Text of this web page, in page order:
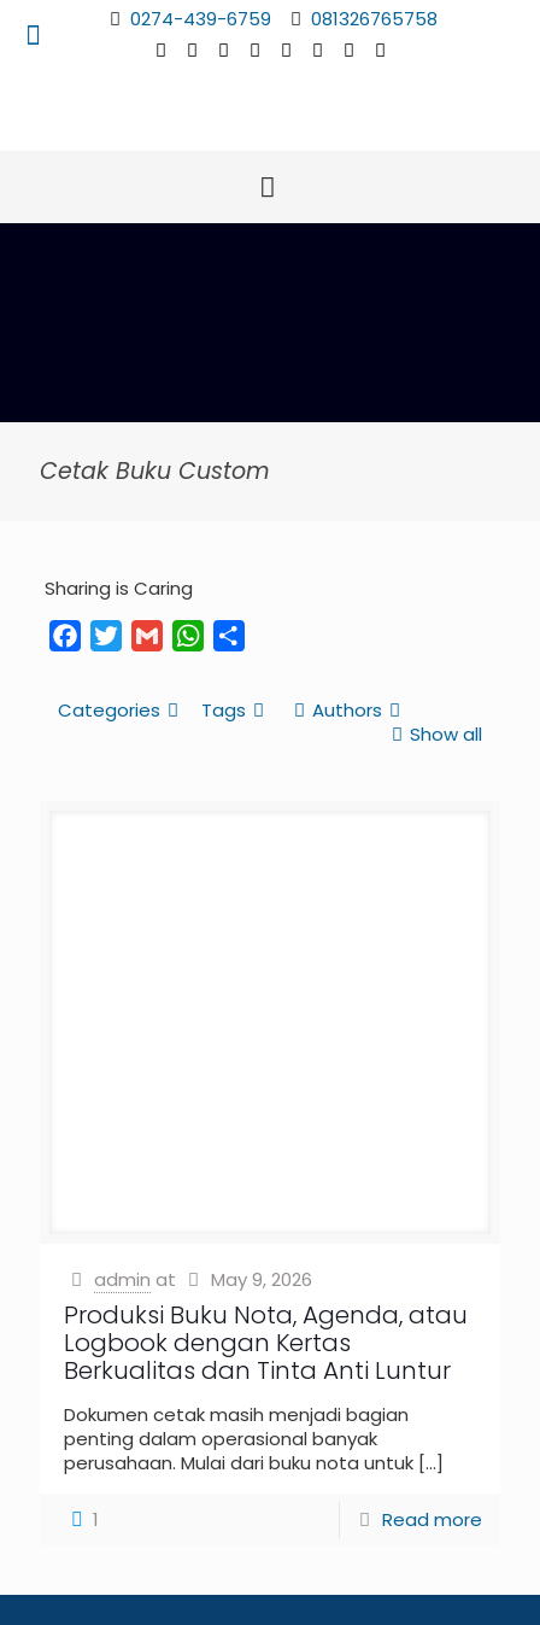
0274-439-6759 081326765758
Cetak Buku Custom
Sharing is Caring
FacebookTwitterGmail WhatsApp
Categories Tags
Authors
Show all
admin at May 9, 2026
Produksi Buku Nota, Agenda, atau
Logbook dengan Kertas
Berkualitas dan Tinta Anti Luntur
Dokumen cetak masih menjadi bagian
penting dalam operasional banyak
perusahaan. Mulai dari buku nota untuk […]
1 Read more